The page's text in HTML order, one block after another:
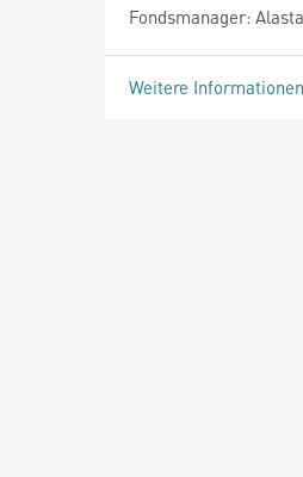
Fondsmanager:
Weitere Informationen